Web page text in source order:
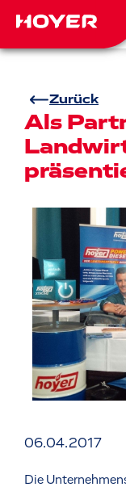
Zurück
Als
06.04.2017
Die